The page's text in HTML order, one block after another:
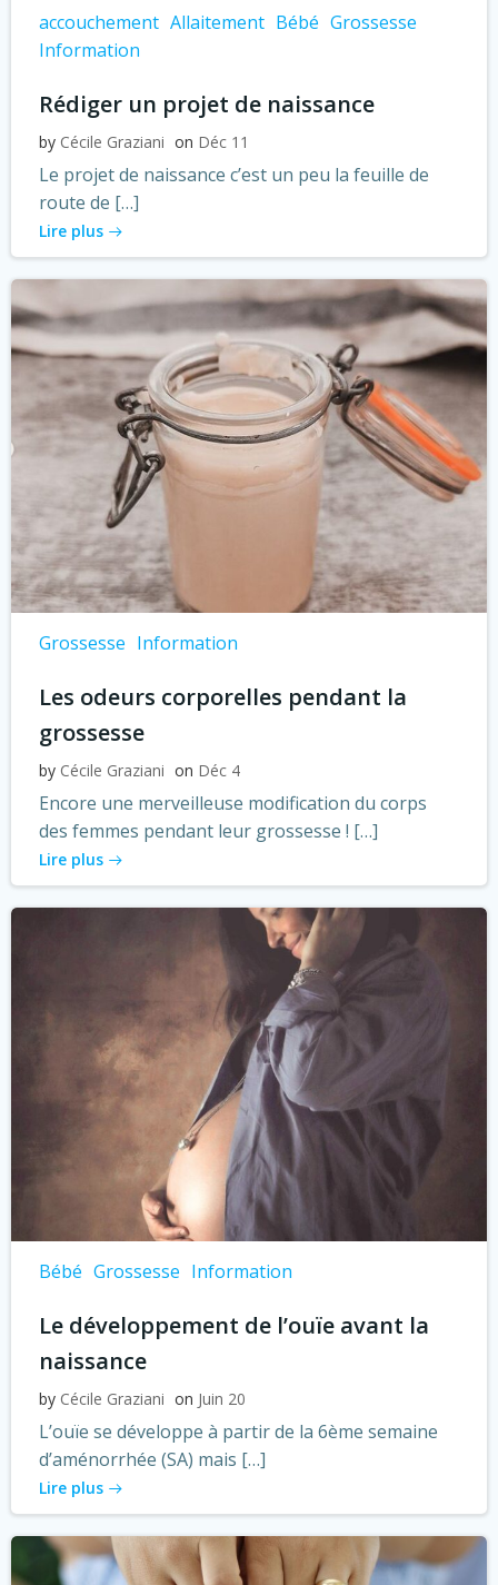
accouchement Allaitement Bébé Grossesse
Information
Rédiger un projet de naissance
by Cécile Graziani on Déc 11
Le projet de naissance c’est un peu la feuille de
route de […]
Lire plus
Grossesse Information
Les odeurs corporelles pendant la
grossesse
by Cécile Graziani on Déc 4
Encore une merveilleuse modification du corps
des femmes pendant leur grossesse ! […]
Lire plus
Bébé Grossesse Information
Le développement de l’ouïe avant la
naissance
by Cécile Graziani on Juin 20
L’ouïe se développe à partir de la 6ème semaine
d’aménorrhée (SA) mais […]
Lire plus